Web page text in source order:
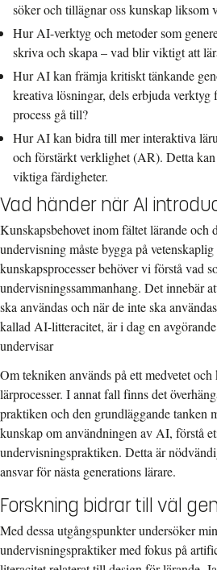
söker och tillägnar oss kunskap liksom
Hur AI-verktyg och metoder som
skriva och skapa – vad blir viktigt att
Hur AI kan främja kritiskt tänkande
kreativa lösningar, dels erbjuda verktyg
process gå till?
Hur AI kan bidra till mer interaktiva
och förstärkt verklighet (AR). Detta
viktiga färdigheter.
Vad händer när AI
Kunskapsbehovet inom fältet lärande
undervisning måste bygga på
kunskapsprocesser behöver vi förstå vad
undervisningssammanhang. Det innebär
ska användas och när de inte ska
kallad AI-litteracitet, är i dag en
undervisar
Om tekniken används på ett medvetet
lärprocesser. I annat fall finns det
praktiken och den grundläggande tanken
kunskap om användningen av AI, förstå
undervisningspraktiken. Detta är
ansvar för nästa generations lärare.
Forskning bidrar till väl
Med dessa utgångspunkter undersöker
undervisningspraktiker med fokus på